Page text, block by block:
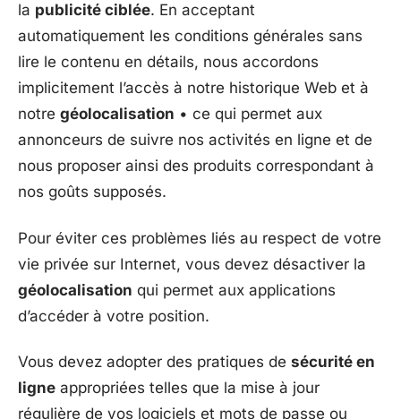
la publicité ciblée. En acceptant
automatiquement les conditions générales sans
lire le contenu en détails, nous accordons
implicitement l’accès à notre historique Web et à
notre géolocalisation • ce qui permet aux
annonceurs de suivre nos activités en ligne et de
nous proposer ainsi des produits correspondant à
nos goûts supposés.
Pour éviter ces problèmes liés au respect de votre
vie privée sur Internet, vous devez désactiver la
géolocalisation qui permet aux applications
d’accéder à votre position.
Vous devez adopter des pratiques de sécurité en
ligne appropriées telles que la mise à jour
régulière de vos logiciels et mots de passe ou